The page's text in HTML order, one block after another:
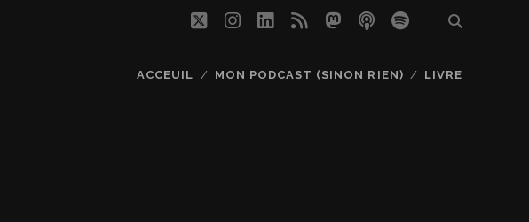
twitterinstagram
linkedin
rss mastodon
podcastspotify
ACCEUIL MON PODCAST (SINON RIEN) LIVRE